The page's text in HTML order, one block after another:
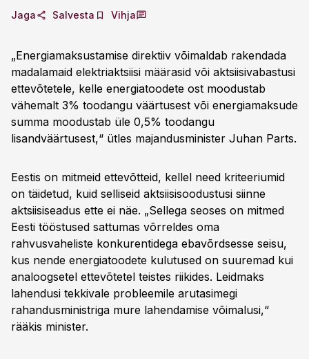
Jaga Salvesta Vihja
„Energiamaksustamise direktiiv võimaldab rakendada
madalamaid elektriaktsiisi määrasid või aktsiisivabastusi
ettevõtetele, kelle energiatoodete ost moodustab
vähemalt 3% toodangu väärtusest või energiamaksude
summa moodustab üle 0,5% toodangu
lisandväärtusest,“ ütles majandusminister Juhan Parts.
Eestis on mitmeid ettevõtteid, kellel need kriteeriumid
on täidetud, kuid selliseid aktsiisisoodustusi siinne
aktsiisiseadus ette ei näe. „Sellega seoses on mitmed
Eesti tööstused sattumas võrreldes oma
rahvusvaheliste konkurentidega ebavõrdsesse seisu,
kus nende energiatoodete kulutused on suuremad kui
analoogsetel ettevõtetel teistes riikides. Leidmaks
lahendusi tekkivale probleemile arutasimegi
rahandusministriga mure lahendamise võimalusi,“
rääkis minister.